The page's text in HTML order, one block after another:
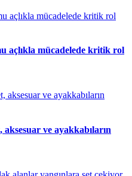
açlıkla mücadelede kritik rol
aksesuar ve ayakkabıların